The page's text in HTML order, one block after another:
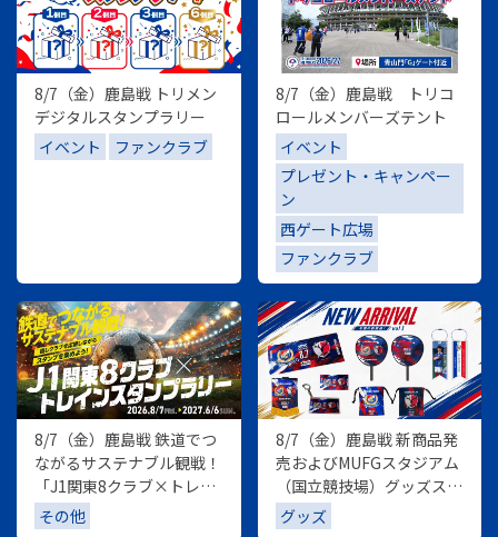
8/7（金）鹿島戦 トリメン
デジタルスタンプラリー
イベント
ファンクラブ
8/7（金）鹿島戦 トリコ
ロールメンバーズテント
イベント
プレゼント・キャンペー
ン
西ゲート広場
ファンクラブ
8/7（金）鹿島戦 鉄道でつ
ながるサステナブル観戦！
「J1関東8クラブ×トレイ
ンスタンプラリー」を開催
その他
8/7（金）鹿島戦 新商品発
売およびMUFGスタジアム
（国立競技場）グッズスト
ア出店のお知らせ
グッズ